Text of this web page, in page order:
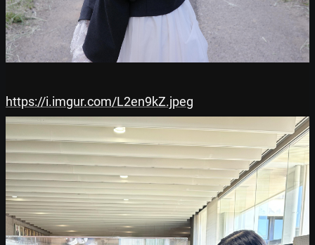
https://i.imgur.com/L2en9kZ.jpeg